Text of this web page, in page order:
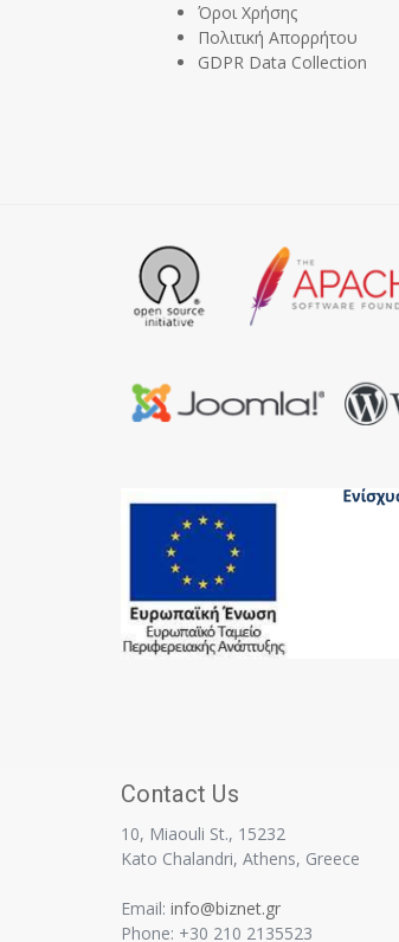
Όροι Χρήσης
Πολιτική Απορρήτου
GDPR Data Collection
Contact Us
10, Miaouli St., 15232
Kato Chalandri, Athens, Greece
Email: info@biznet.gr
Phone: +30 210 2135523